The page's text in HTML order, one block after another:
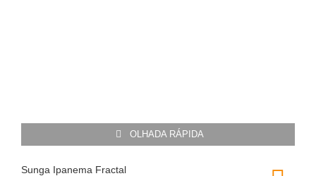
OLHADA RÁPIDA
Sunga Ipanema Fractal